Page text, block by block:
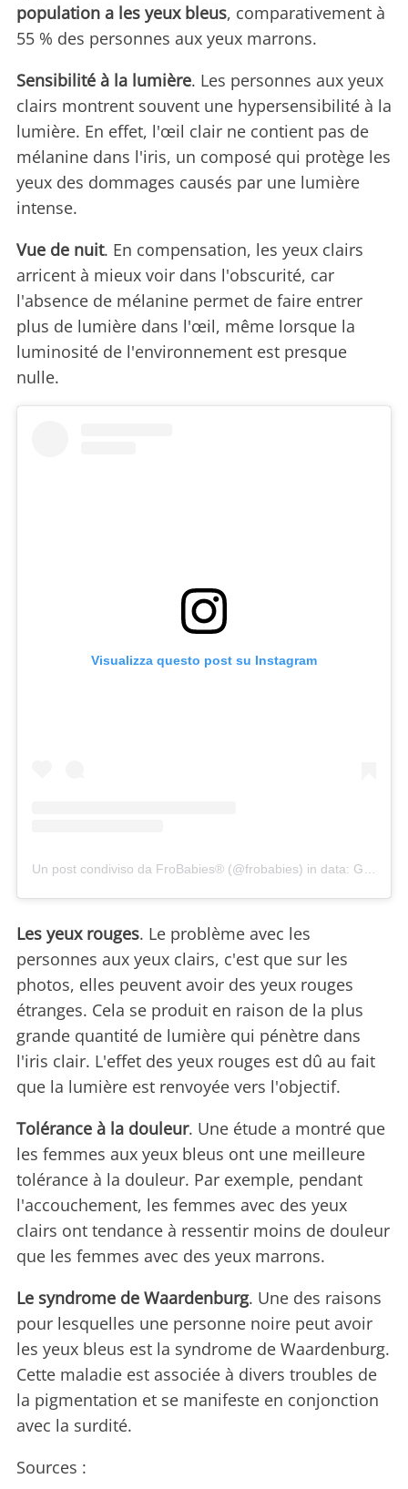
population a les yeux bleus, comparativement à
55 % des personnes aux yeux marrons.
Sensibilité à la lumière. Les personnes aux yeux
clairs montrent souvent une hypersensibilité à la
lumière. En effet, l'œil clair ne contient pas de
mélanine dans l'iris, un composé qui protège les
yeux des dommages causés par une lumière
intense.
Vue de nuit. En compensation, les yeux clairs
arricent à mieux voir dans l'obscurité, car
l'absence de mélanine permet de faire entrer
plus de lumière dans l'œil, même lorsque la
luminosité de l'environnement est presque
nulle.
Visualizza questo post su Instagram
Un post condiviso da FroBabies®️ (@frobabies) in data: Gen 16, 2018 at 3:55 PST
Les yeux rouges. Le problème avec les
personnes aux yeux clairs, c'est que sur les
photos, elles peuvent avoir des yeux rouges
étranges. Cela se produit en raison de la plus
grande quantité de lumière qui pénètre dans
l'iris clair. L'effet des yeux rouges est dû au fait
que la lumière est renvoyée vers l'objectif.
Tolérance à la douleur. Une étude a montré que
les femmes aux yeux bleus ont une meilleure
tolérance à la douleur. Par exemple, pendant
l'accouchement, les femmes avec des yeux
clairs ont tendance à ressentir moins de douleur
que les femmes avec des yeux marrons.
Le syndrome de Waardenburg. Une des raisons
pour lesquelles une personne noire peut avoir
les yeux bleus est la syndrome de Waardenburg.
Cette maladie est associée à divers troubles de
la pigmentation et se manifeste en conjonction
avec la surdité.
Sources :